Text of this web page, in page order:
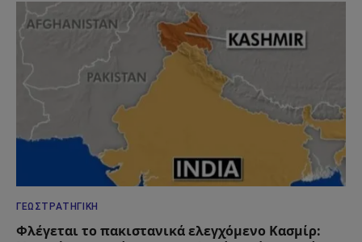
ΓΕΩΣΤΡΑΤΗΓΙΚΉ
Φλέγεται το πακιστανικά ελεγχόμενο Κασμίρ: